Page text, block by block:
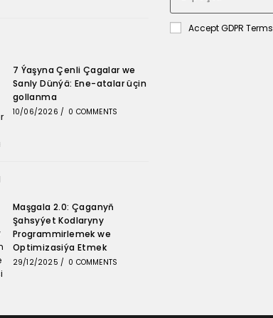
7 Ýaşyna Çenli Çagalar we
Sanly Dünýä: Ene-atalar üçin
gollanma
10/06/2026 / 0 COMMENTS
Maşgala 2.0: Çaganyň
Şahsyýet Kodlaryny
Programmirlemek we
Optimizasiýa Etmek
29/12/2025 / 0 COMMENTS
Accept GDPR Terms